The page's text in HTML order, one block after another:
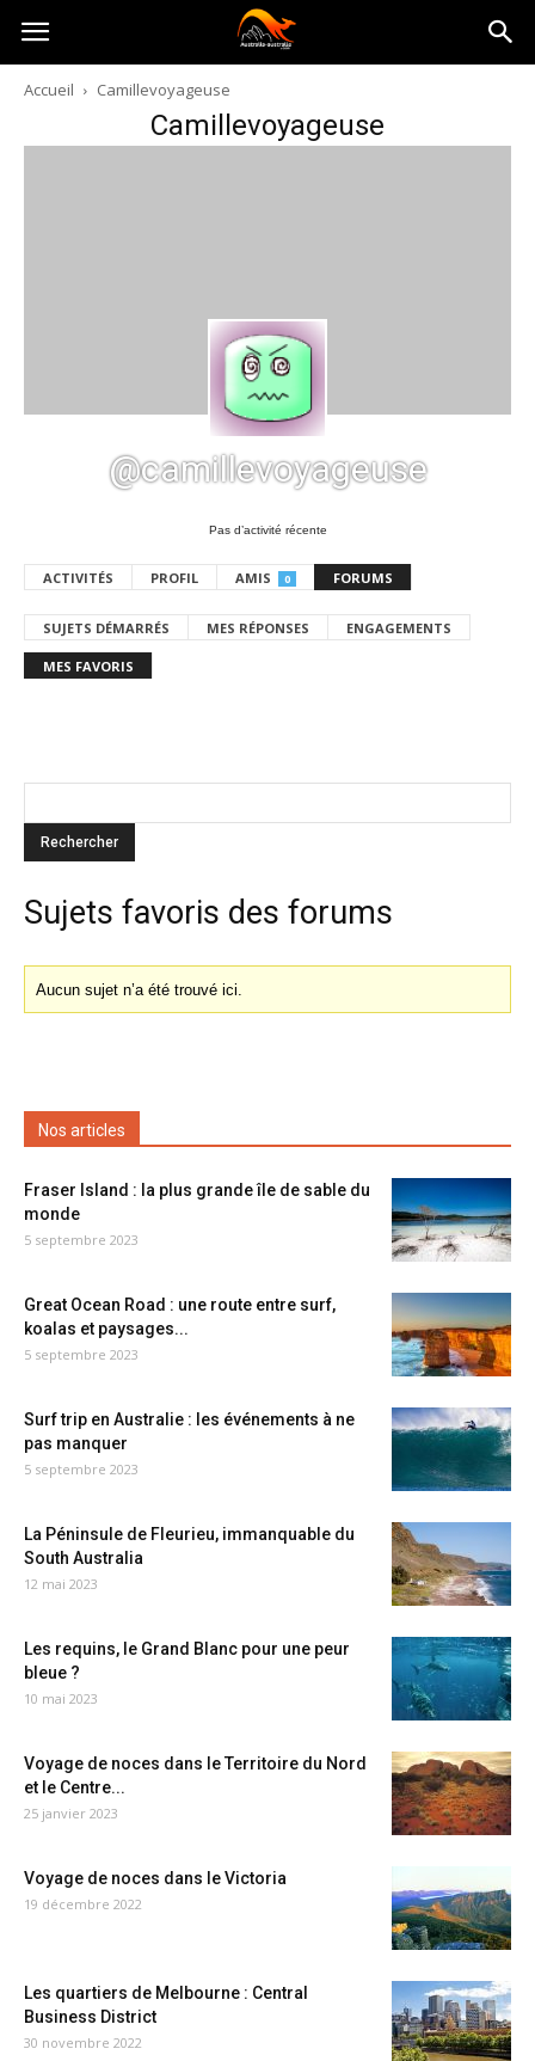
Australia-
australie.com
Accueil Camillevoyageuse
Camillevoyageuse
@camillevoyageuse
Pas d’activité récente
ACTIVITÉS PROFIL AMIS 0 FORUMS
SUJETS DÉMARRÉS MES RÉPONSES ENGAGEMENTS
MES FAVORIS
Sujets favoris des forums
Aucun sujet n’a été trouvé ici.
Nos articles
Fraser Island : la plus grande île de sable du
monde
5 septembre 2023
Great Ocean Road : une route entre surf,
koalas et paysages...
5 septembre 2023
Surf trip en Australie : les événements à ne
pas manquer
5 septembre 2023
La Péninsule de Fleurieu, immanquable du
South Australia
12 mai 2023
Les requins, le Grand Blanc pour une peur
bleue ?
10 mai 2023
Voyage de noces dans le Territoire du Nord
et le Centre...
25 janvier 2023
Voyage de noces dans le Victoria
19 décembre 2022
Les quartiers de Melbourne : Central
Business District
30 novembre 2022